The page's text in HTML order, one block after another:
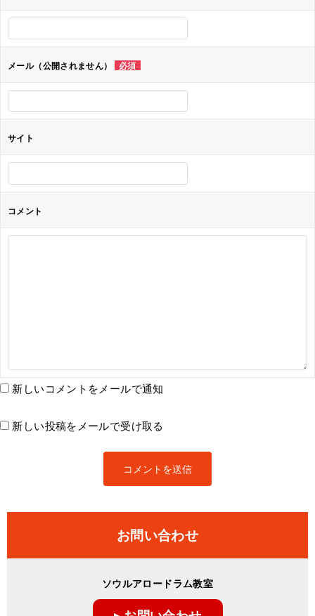
シ
ョ
ン
メール（公開されません） 必須
サイト
コメント
新しいコメントをメールで通知
新しい投稿をメールで受け取る
お問い合わせ
ソウルアロードラム教室